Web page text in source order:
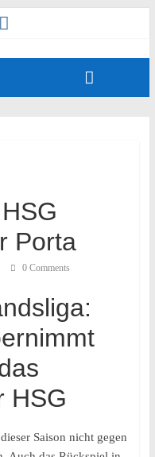
Porta
0 Comments
HSG
Saison nicht gegen